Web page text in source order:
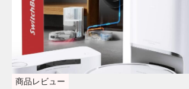
商品レビュー